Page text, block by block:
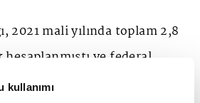
2021 mali yılında toplam 2,8
ve federal
etkisiyle 2020'deki